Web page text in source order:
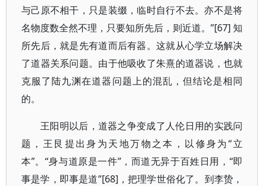
与己原不相干，只是装缀，临时自行不去。亦不是将
名物度数全然不理，只要知所先后，则近道。”[67] 知
所先后，就是先有道而后有器。这就从心学立场解决
了道器关系问题。由于他吸收了朱熹的道器说，也就
克服了陆九渊在道器问题上的混乱，但结论是相同
的。
王阳明以后，道器之争变成了人伦日用的实践问
题，王艮提出身为天地万物之本，以修身为“立
本”。“身与道原是一件”，而道无异于百姓日用，“即
事是学，即事是道”[68]，把理学世俗化了。到李贽，